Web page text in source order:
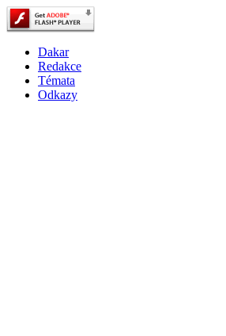
Dakar
Redakce
Témata
Odkazy